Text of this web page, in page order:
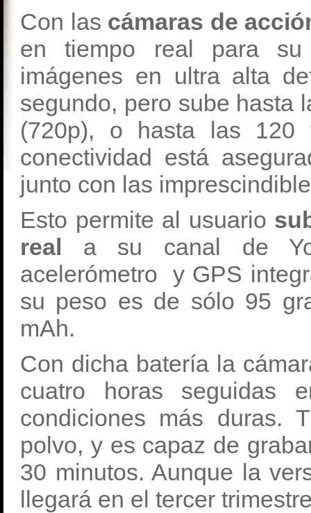
Con las cámaras de
en tiempo real para su
imágenes en ultra alta
segundo, pero sube hasta
(720p), o hasta las
conectividad está
junto con las
Esto permite al usuario
real a su canal de
acelerómetro y GPS
su peso es de sólo 95
mAh.
Con dicha batería la
cuatro horas
condiciones más duras.
polvo, y es capaz de
30 minutos. Aunque la
llegará en el tercer